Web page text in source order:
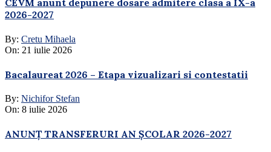
CEVM anunt depunere dosare admitere clasa a IX-a
2026-2027
By: Cretu Mihaela
On: 21 iulie 2026
Bacalaureat 2026 – Etapa vizualizari si contestatii
By: Nichifor Stefan
On: 8 iulie 2026
ANUNȚ TRANSFERURI AN ȘCOLAR 2026-2027